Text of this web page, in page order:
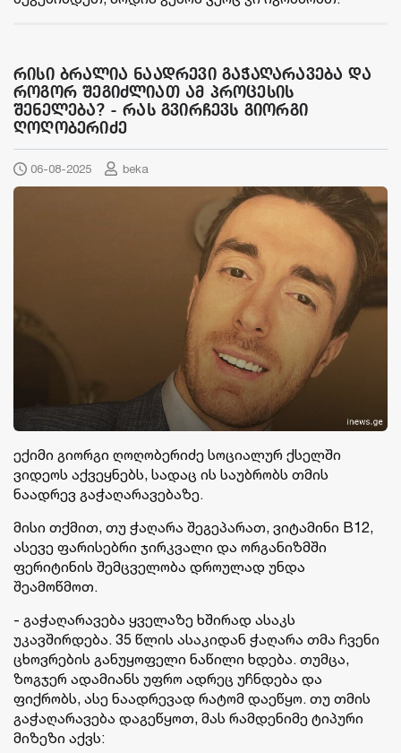
რისი ბრალია ნაადრევი გაჭაღარავება და
როგორ შეგიძლიათ ამ პროცესის
შენელება? - რას გვირჩევს გიორგი
ღოღობერიძე
06-08-2025 beka
ექიმი გიორგი ღოღობერიძე სოციალურ ქსელში
ვიდეოს აქვეყნებს, სადაც ის საუბრობს თმის
ნაადრევ გაჭაღარავებაზე.
მისი თქმით, თუ ჭაღარა შეგეპარათ, ვიტამინი B12,
ასევე ფარისებრი ჯირკვალი და ორგანიზმში
ფერიტინის შემცველობა დროულად უნდა
შეამოწმოთ.
- გაჭაღარავება ყველაზე ხშირად ასაკს
უკავშირდება. 35 წლის ასაკიდან ჭაღარა თმა ჩვენი
ცხოვრების განუყოფელი ნაწილი ხდება. თუმცა,
ზოგჯერ ადამიანს უფრო ადრეც უჩნდება და
ფიქრობს, ასე ნაადრევად რატომ დაეწყო. თუ თმის
გაჭაღარავება დაგეწყოთ, მას რამდენიმე ტიპური
მიზეზი აქვს: